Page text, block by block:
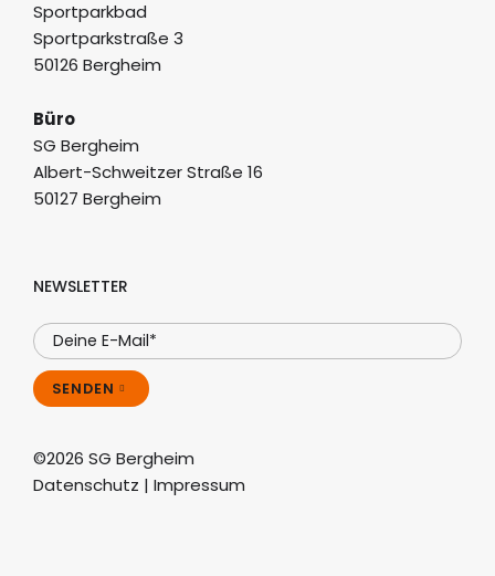
Sportparkbad
Sportparkstraße 3
50126 Bergheim
Büro
SG Bergheim
Albert-Schweitzer Straße 16
50127 Bergheim
NEWSLETTER
SENDEN
©2026 SG Bergheim
Datenschutz | Impressum